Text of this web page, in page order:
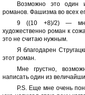
Возможно это один
романов. Фашизма во всех
9 ((10 +8)/2) — мне
художественно роман к
это не считаю нужным.
Я благодарен
этот роман.
Мне грустно,
написать один из
P.S. Еще мне очень